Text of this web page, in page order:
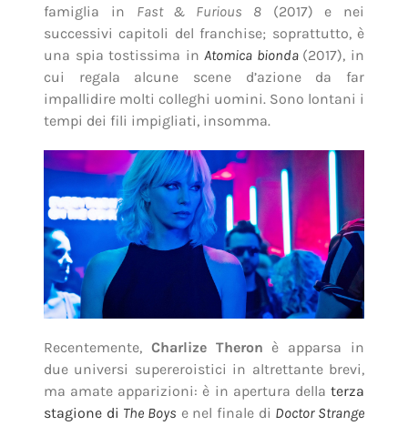
famiglia in Fast & Furious 8(2017) e nei
successivi capitoli del franchise; soprattutto, è
una spia tostissima inAtomica bionda (2017), in
cui regala alcune scene d’azione da far
impallidire molti colleghi uomini. Sono lontani i
tempi dei fili impigliati, insomma.
Recentemente, Charlize Theron è apparsa in
due universi supereroistici in altrettante brevi,
ma amate apparizioni: è in apertura dellaterza
stagione di The Boys e nel finale di Doctor Strange